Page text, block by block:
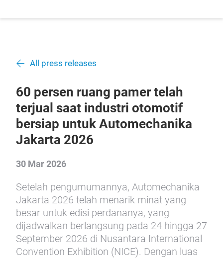
All press releases
60 persen ruang pamer telah
terjual saat industri otomotif
bersiap untuk Automechanika
Jakarta 2026
30 Mar 2026
Setelah pengumumannya, Automechanika
Jakarta 2026 telah menarik minat yang
besar untuk edisi perdananya, yang
dijadwalkan berlangsung pada 24 hingga 27
September 2026 di Nusantara International
Convention Exhibition (NICE). Dengan luas